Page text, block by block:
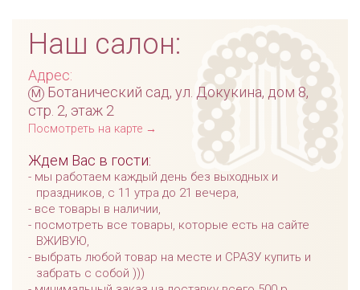
Наш салон:
Адрес:
м Ботанический сад, ул. Докукина, дом 8,
стр. 2, этаж 2
Посмотреть на карте →
Ждем Вас в гости:
мы работаем каждый день без выходных и
праздников, с 11 утра до 21 вечера,
все товары в наличии,
посмотреть все товары, которые есть на сайте
ВЖИВУЮ,
выбрать любой товар на месте и СРАЗУ купить и
забрать с собой )))